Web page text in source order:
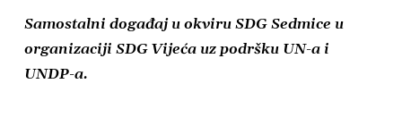
Samostalni događaj u okviru SDG Sedmice u
organizaciji SDG Vijeća uz podršku UN-a i
UNDP-a.